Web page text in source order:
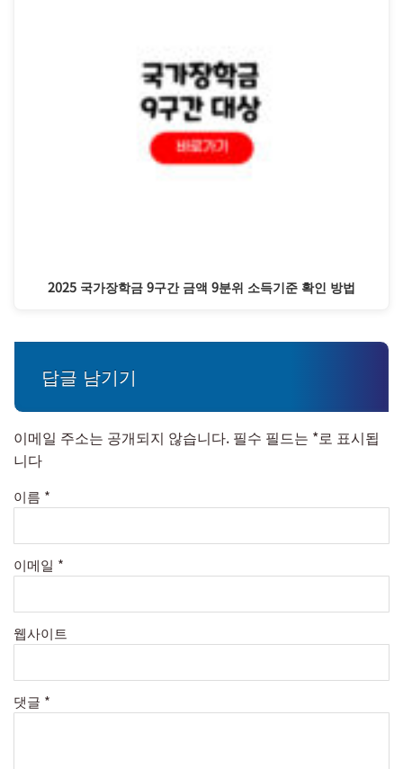
2025 국가장학금 9구간 금액 9분위 소득기준 확인 방법
답글 남기기
이메일 주소는 공개되지 않습니다. 필수 필드는 *로 표시됩
니다
이름 *
이메일 *
웹사이트
댓글 *